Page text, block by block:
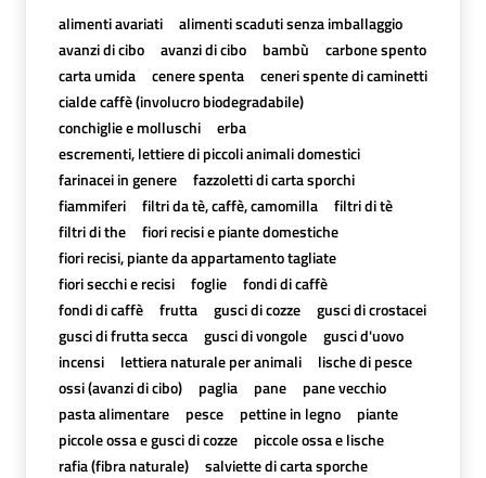
alimenti avariati
alimenti scaduti senza imballaggio
avanzi di cibo
avanzi di cibo bambù
carbone spento
carta umida
cenere spenta
ceneri spente di caminetti
cialde caffè (involucro biodegradabile)
conchiglie e molluschi
erba
escrementi, lettiere di piccoli animali domestici
farinacei in genere
fazzoletti di carta sporchi
fiammiferi
filtri da tè, caffè, camomilla
filtri di tè
filtri di the
fiori recisi e piante domestiche
fiori recisi, piante da appartamento tagliate
fiori secchi e recisi
foglie
fondi di caffè
fondi di caffè
frutta gusci di cozze
gusci di crostacei
gusci di frutta secca
gusci di vongole
gusci d'uovo
incensi
lettiera naturale per animali
lische di pesce
ossi (avanzi di cibo)
paglia pane
pane vecchio
pasta alimentare
pesce pettine in legno
piante
piccole ossa e gusci di cozze
piccole ossa e lische
rafia (fibra naturale)
salviette di carta sporche